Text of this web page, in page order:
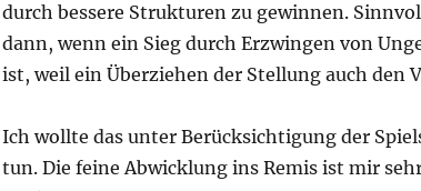
durch bessere Strukturen zu gewinnen.
dann, wenn ein Sieg durch Erzwingen von
ist, weil ein Überziehen der Stellung auch den
Ich wollte das unter Berücksichtigung der
tun. Die feine Abwicklung ins Remis ist mir